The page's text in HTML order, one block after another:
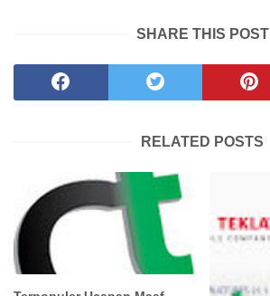
SHARE THIS POST
RELATED POSTS